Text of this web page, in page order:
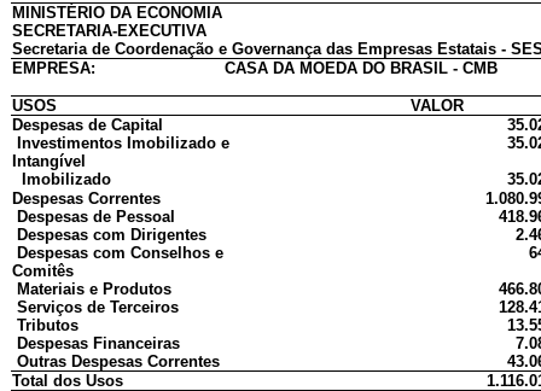
MINISTÉRIO DA ECONOMIA
SECRETARIA-EXECUTIVA
Secretaria de Coordenação e Governança das Empresas Estatais -
EMPRESA:
CASA DA MOEDA DO BRASIL - CMB
USOS
VALOR
Despesas de Capital
Investimentos Imobilizado e
Intangível
Imobilizado
Despesas Correntes
Despesas de Pessoal
Despesas com Dirigentes
Despesas com Conselhos e
Comitês
Materiais e Produtos
Serviços de Terceiros
Tributos
Despesas Financeiras
Outras Despesas Correntes
Total dos Usos